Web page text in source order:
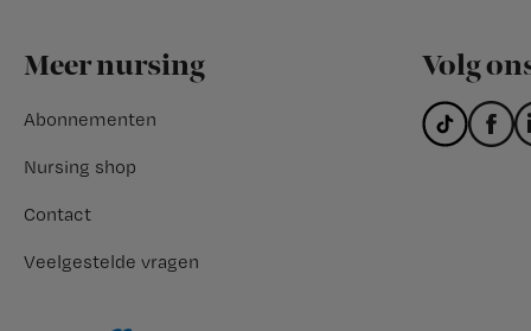
Footer
Meer nursing
Abonnementen
Nursing shop
Contact
Veelgestelde vragen
Volg